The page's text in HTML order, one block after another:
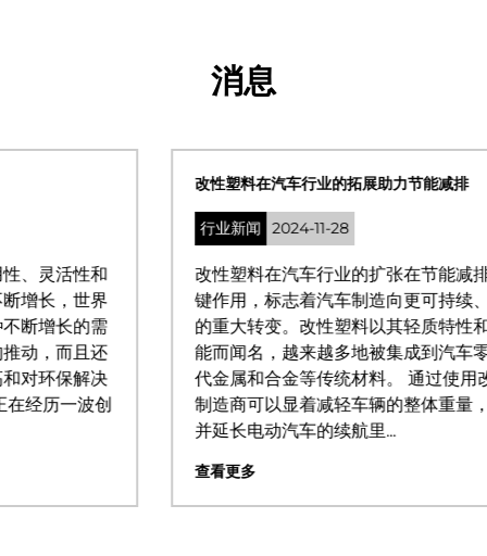
消息
改性塑料在汽车行业的拓展助力节能减排
改性塑料在汽车行业的扩张在节能减排方面发挥着关
键作用，标志着汽车制造向更可持续、更高效的方向
的重大转变。改性塑料以其轻质特性和增强的机械性
能而闻名，越来越多地被集成到汽车零部件中，以取
代金属和合金等传统材料。 通过使用改性塑料，汽车
制造商可以显着减轻车辆的整体重量，从而降低油耗
并延长电动汽车的续航里...